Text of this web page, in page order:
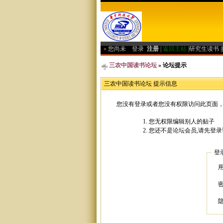
» 您尚未 登录 注册 返回主站 研究生读书
三农中国读书论坛 » 论坛提示
三农中国读书论坛 提示信息
您没有登录或者您没有权限访问此页面
您无权限编辑别人的贴子
您还不是论坛会员,请先登
登